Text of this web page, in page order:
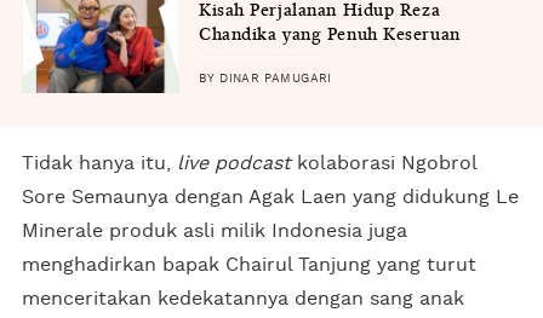
Kisah Perjalanan Hidup Reza
Chandika yang Penuh Keseruan
BY DINAR PAMUGARI
Tidak hanya itu, live podcastkolaborasi Ngobrol
Sore Semaunya dengan Agak Laen yang didukung Le
Minerale produk asli milik Indonesia juga
menghadirkan bapak Chairul Tanjung yang turut
menceritakan kedekatannya dengan sang anak